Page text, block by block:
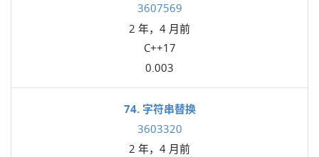
3607569
2 年，4 月前
C++17
0.003
74. 字符串替换
3603320
2 年，4 月前